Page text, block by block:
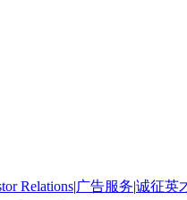
Relations|广告服务|诚征英